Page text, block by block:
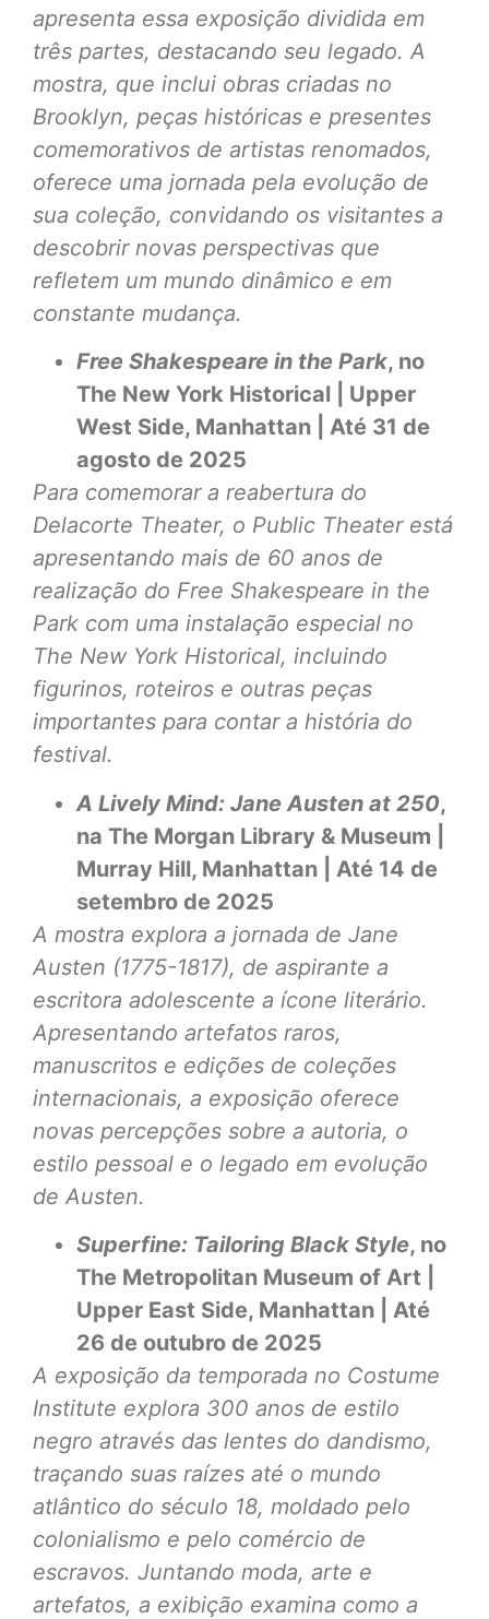
apresenta essa exposição dividida em
três partes, destacando seu legado. A
mostra, que inclui obras criadas no
Brooklyn, peças históricas e presentes
comemorativos de artistas renomados,
oferece uma jornada pela evolução de
sua coleção, convidando os visitantes a
descobrir novas perspectivas que
refletem um mundo dinâmico e em
constante mudança.
Free Shakespeare in the Park, no
The New York Historical | Upper
West Side, Manhattan | Até 31 de
agosto de 2025
Para comemorar a reabertura do
Delacorte Theater, o Public Theater está
apresentando mais de 60 anos de
realização do Free Shakespeare in the
Park com uma instalação especial no
The New York Historical, incluindo
figurinos, roteiros e outras peças
importantes para contar a história do
festival.
A Lively Mind: Jane Austen at 250,
na The Morgan Library & Museum |
Murray Hill, Manhattan | Até 14 de
setembro de 2025
A mostra explora a jornada de Jane
Austen (1775-1817), de aspirante a
escritora adolescente a ícone literário.
Apresentando artefatos raros,
manuscritos e edições de coleções
internacionais, a exposição oferece
novas percepções sobre a autoria, o
estilo pessoal e o legado em evolução
de Austen.
Superfine: Tailoring Black Style, no
The Metropolitan Museum of Art |
Upper East Side, Manhattan | Até
26 de outubro de 2025
A exposição da temporada no Costume
Institute explora 300 anos de estilo
negro através das lentes do dandismo,
traçando suas raízes até o mundo
atlântico do século 18, moldado pelo
colonialismo e pelo comércio de
escravos. Juntando moda, arte e
artefatos, a exibição examina como a